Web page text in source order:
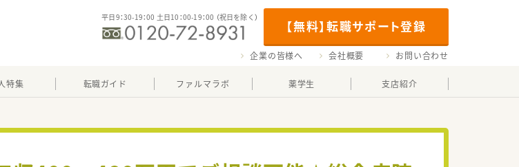
【無料】転職サポート登録
平日9：30-19：00 土日10：00-19：00 （祝日を除く）
企業の皆様へ 会社概要 お問い合わせ
特集 転職ガイド ファルマラボ 薬学生 支店紹介